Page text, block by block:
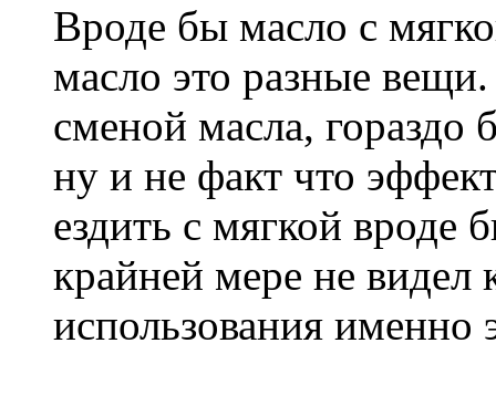
Вроде бы масло с
масло это разные
сменой масла, гораздо
ну и не факт что
ездить с мягкой
крайней мере не видел
использования именно